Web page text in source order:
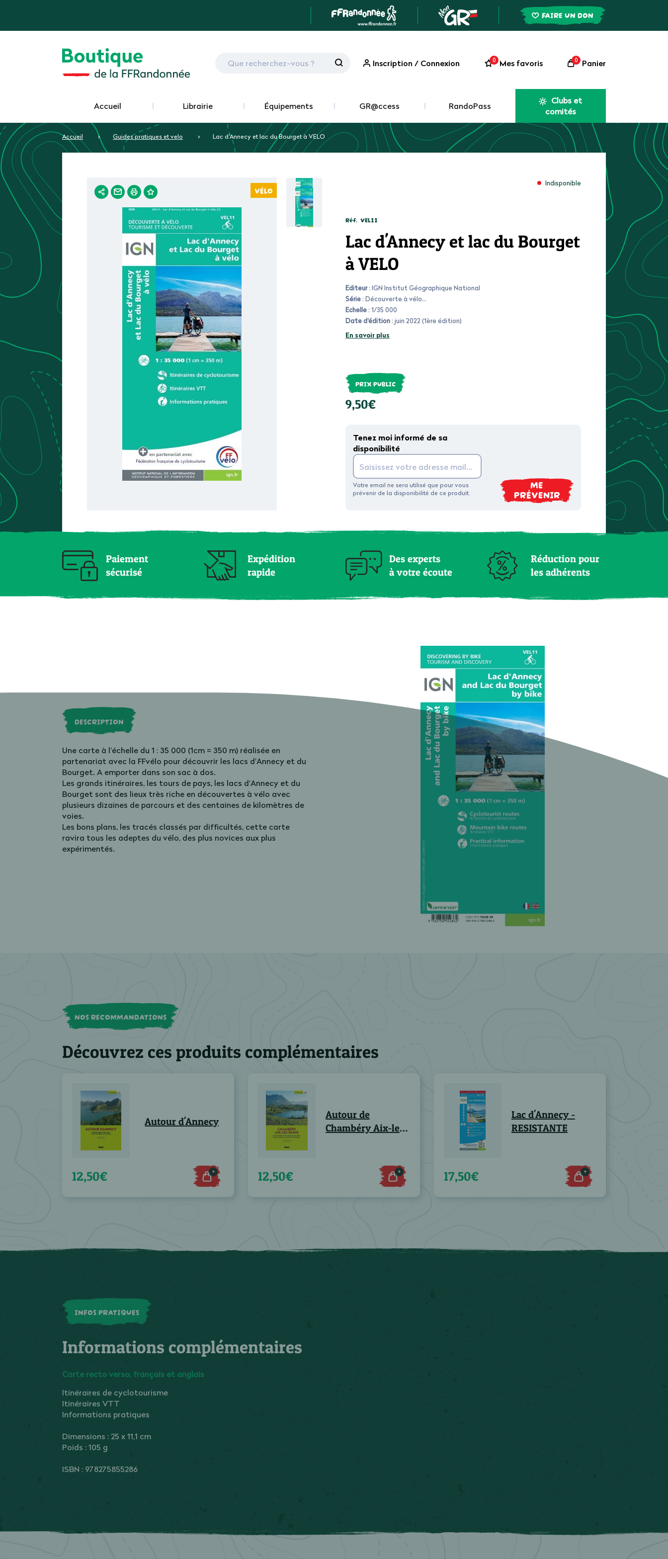
FAIRE UN DON
Inscription / Connexion 0 Mes favoris 0 Panier
Accueil Librairie Équipements GR@ccess RandoPass
Clubs et
comités
Accueil Guides pratiques et velo Lac d'Annecy et lac du Bourget à VELO
VÉLO
Indisponible
Réf. VEL11
Lac d'Annecy et lac du Bourget
à VELO
Editeur: IGN Institut Géographique National
Série : Découverte à vélo
Echelle : 1/35 000
Date d'édition : juin 2022 (1ère édition)
En savoir plus
PRIX PUBLIC
9,50€
Tenez moi informé de sa
disponibilité
Votre email ne sera utilisé que pour vous
prévenir de la disponibilité de ce produit.
ME
PRÉVENIR
Paiement
sécurisé
Expédition
rapide
Des experts
à votre écoute
Réduction pour
les adhérents
DESCRIPTION
Une carte à l’échelle du 1 : 35 000 (1cm = 350 m) réalisée en
partenariat avec la FFvélo pour découvrir les lacs d'Annecy et du
Bourget. A emporter dans son sac à dos.
Les grands itinéraires, les tours de pays, les lacs d'Annecy et du
Bourget sont des lieux très riche en découvertes à vélo avec
plusieurs dizaines de parcours et des centaines de kilomètres de
voies.
Les bons plans, les tracés classés par difficultés, cette carte
ravira tous les adeptes du vélo, des plus novices aux plus
expérimentés.
NOS RECOMMANDATIONS
Découvrez ces produits complémentaires
Autour d'Annecy
12,50€ +
Autour de
Chambéry Aix-les-
12,50€ +
Lac d'Annecy -
RESISTANTE
17,50€ +
INFOS PRATIQUES
Informations complémentaires
Carte recto verso, français et anglais
Itinéraires de cyclotourisme
Itinéraires VTT
Informations pratiques
Dimensions : 25 x 11,1 cm
Poids : 105 g
ISBN : 978275855286